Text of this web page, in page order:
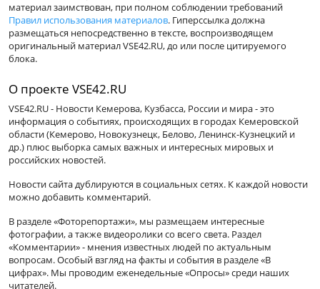
материал заимствован, при полном соблюдении требований
Правил использования материалов. Гиперссылка должна
размещаться непосредственно в тексте, воспроизводящем
оригинальный материал VSE42.RU, до или после цитируемого
блока.
О проекте VSE42.RU
VSE42.RU - Новости Кемерова, Кузбасса, России и мира - это
информация о событиях, происходящих в городах Кемеровской
области (Кемерово, Новокузнецк, Белово, Ленинск-Кузнецкий и
др.) плюс выборка самых важных и интересных мировых и
российских новостей.
Новости сайта дублируются в социальных сетях. К каждой новости
можно добавить комментарий.
В разделе «Фоторепортажи», мы размещаем интересные
фотографии, а также видеоролики со всего света. Раздел
«Комментарии» - мнения известных людей по актуальным
вопросам. Особый взгляд на факты и события в разделе «В
цифрах». Мы проводим еженедельные «Опросы» среди наших
читателей.